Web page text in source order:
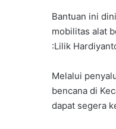
Bantuan ini
mobilitas alat
:Lilik
‎Melalui
bencana di
dapat segera